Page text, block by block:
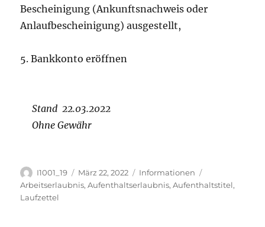
Bescheinigung (Ankunftsnachweis oder
Anlaufbescheinigung) ausgestellt,
5. Bankkonto eröffnen
Stand 22.03.2022
Ohne Gewähr
Autor
I1001_19
Veröffentlicht
am
März 22, 2022 Kategorien
Informationen
Arbeitserlaubnis,Aufenthaltserlaubnis,Aufenthaltstitel,
Laufzettel